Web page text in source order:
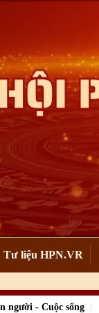
Tư liệu HPN.VR
người - Cuộc sống